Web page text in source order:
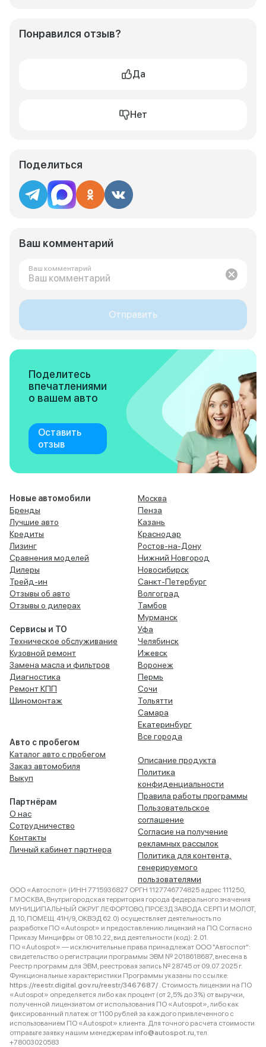
Понравился отзыв?
Да
Нет
Поделиться
Ваш комментарий
Ваш комментарий
Отправить
Поделитесь
впечатлениями
о вашем авто
Оставить
отзыв
Новые автомобили
Бренды
Лучшие авто
Кредиты
Лизинг
Сравнения моделей
Дилеры
Трейд-ин
Отзывы об авто
Отзывы о дилерах
Сервисы и ТО
Техническое обслуживание
Кузовной ремонт
Замена масла и фильтров
Диагностика
Ремонт КПП
Шиномонтаж
Авто с пробегом
Каталог авто с пробегом
Заказ автомобиля
Выкуп
Партнёрам
О нас
Сотрудничество
Контакты
Личный кабинет партнера
Москва
Пенза
Казань
Краснодар
Ростов-на-Дону
Нижний Новгород
Новосибирск
Санкт-Петербург
Волгоград
Тамбов
Мурманск
Уфа
Челябинск
Ижевск
Воронеж
Пермь
Сочи
Тольятти
Самара
Екатеринбург
Все города
Описание продукта
Политика
конфиденциальности
Правила работы программы
Пользовательское
соглашение
Согласие на получение
рекламных рассылок
Политика для контента,
генерируемого
пользователями
ООО «Автоспот» (ИНН 7715936827 ОРГН 1127746774825 адрес 111250,
Г.МОСКВА, Внутригородская территория города федерального значения
МУНИЦИПАЛЬНЫЙ ОКРУГ ЛЕФОРТОВО, ПРОЕЗД ЗАВОДА СЕРП И МОЛОТ,
Д. 10, ПОМЕЩ. 41Н/9, ОКВЭД 62.0) осуществляет деятельность по
разработке ПО «Autospot» и предоставлению лицензий на ПО. Согласно
Приказу Минцифры от 08.10.22, вид деятельности (код): 2.01.
ПО «Autospot» — исключительные права принадлежат ООО "Автоспот":
свидетельство о регистрации программы ЭВМ № 2018618687, внесена в
Реестр программ для ЭВМ, реестровая запись № 28745 от 09.07.2025 г.
Функциональные характеристики Программы указаны по ссылке:
https://reestr.digital.gov.ru/reestr/3467687/ . Стоимость лицензии на ПО
«Autospot» определяется либо как процент (от 2,5% до 3%) от выручки,
полученной лицензиатом от использования ПО «Autospot», либо как
фиксированный платеж от 1100 рублей за каждого привлеченного с
использованием ПО «Autospot» клиента. Для точного расчета стоимости
отправьте заявку нашим менеджерам info@autospot.ru, тел.
+78003020583